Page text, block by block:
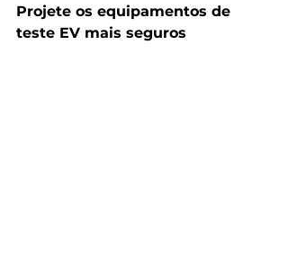
Projete os equipamentos de
teste EV mais seguros